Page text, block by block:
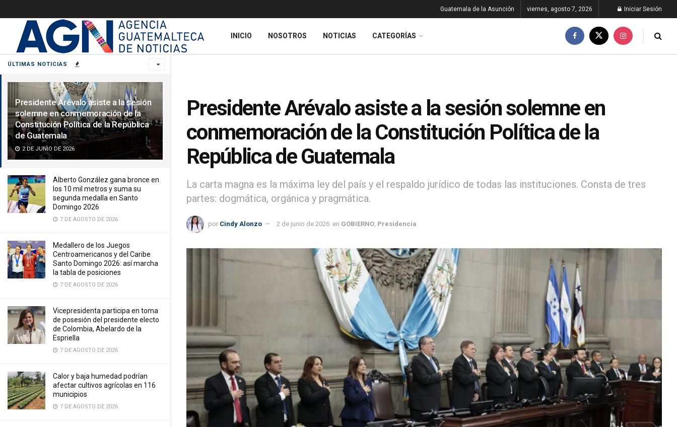
ÚLTIMAS NOTICIAS
Presidente Arévalo asiste a la sesión
solemne en conmemoración de la
Constitución Política de la República
de Guatemala
2 DE JUNIO DE 2026
Alberto González gana bronce en
los 10 mil metros y suma su
segunda medalla en Santo
Domingo 2026
7 DE AGOSTO DE 2026
Medallero de los Juegos
Centroamericanos y del Caribe
Santo Domingo 2026: así marcha
la tabla de posiciones
7 DE AGOSTO DE 2026
Vicepresidenta participa en toma
de posesión del presidente electo
de Colombia, Abelardo de la
Espriella
7 DE AGOSTO DE 2026
Calor y baja humedad podrían
afectar cultivos agrícolas en 116
municipios
7 DE AGOSTO DE 2026
Guatemala de la Asunción viernes, agosto 7, 2026 Iniciar Sesión
INICIO NOSOTROS NOTICIAS CATEGORÍAS
Presidente Arévalo asiste a la sesión solemne en
conmemoración de la Constitución Política de la
República de Guatemala
La carta magna es la máxima ley del país y el respaldo jurídico de todas las instituciones. Consta de tres
partes: dogmática, orgánica y pragmática.
por Cindy Alonzo 2 de junio de 2026 en GOBIERNO Presidencia